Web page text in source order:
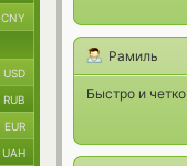
Рамиль
Быстро и
CNY
USD
RUB
EUR
UAH